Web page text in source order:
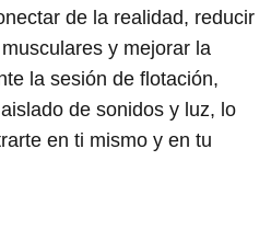
de la realidad, reducir
y mejorar la
la sesión de flotación,
de sonidos y luz, lo
en ti mismo y en tu